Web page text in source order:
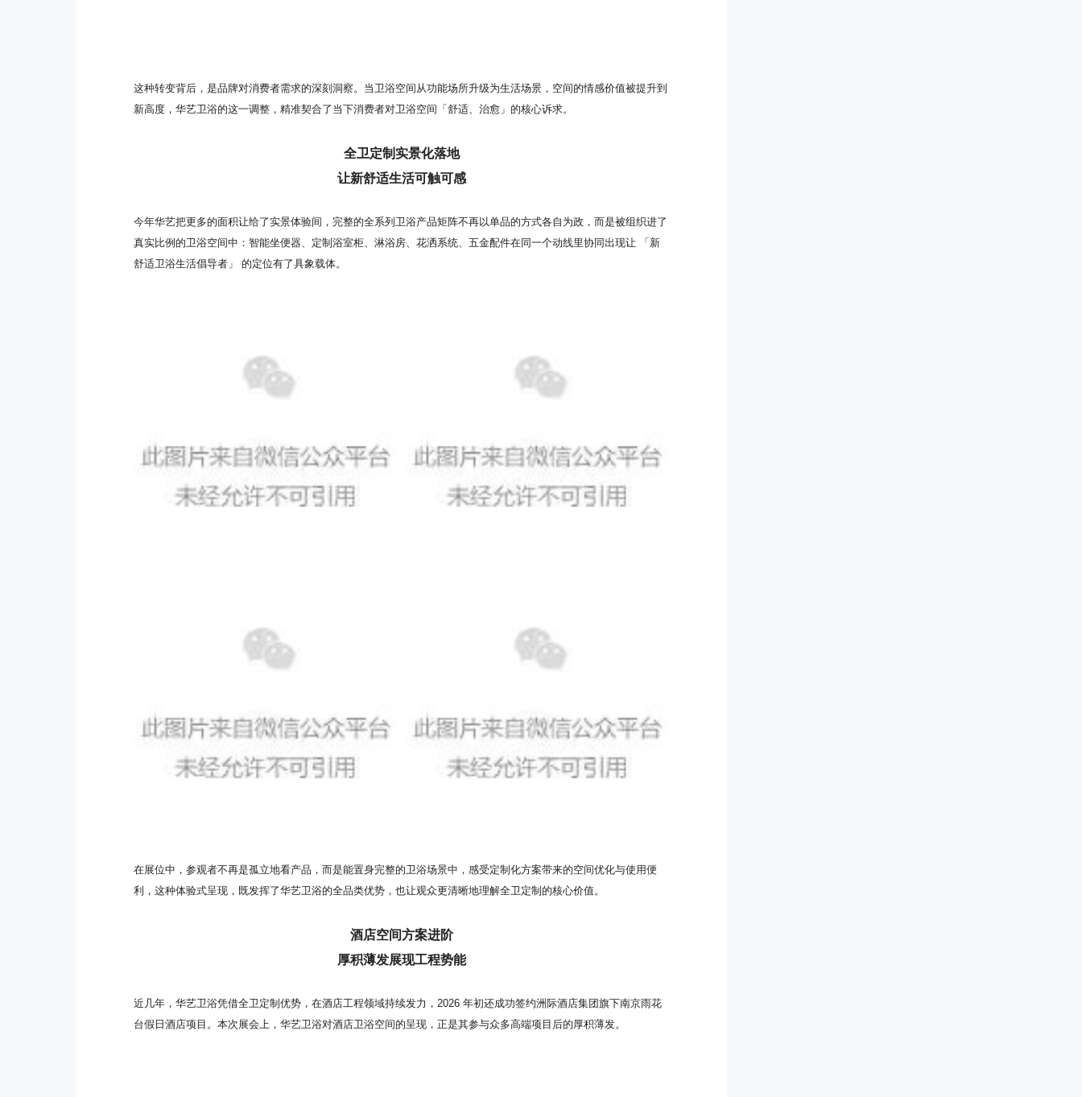
这种转变背后，是品牌对消费者需求的深刻洞察。当卫浴空间从功能场所升级为生活场景，空间的情感价值被提升到
新高度，华艺卫浴的这一调整，精准契合了当下消费者对卫浴空间「舒适、治愈」的核心诉求。
全卫定制实景化落地
让新舒适生活可触可感
今年华艺把更多的面积让给了实景体验间，完整的全系列卫浴产品矩阵不再以单品的方式各自为政，而是被组织进了
真实比例的卫浴空间中：智能坐便器、定制浴室柜、淋浴房、花洒系统、五金配件在同一个动线里协同出现让 「新
舒适卫浴生活倡导者」 的定位有了具象载体。
在展位中，参观者不再是孤立地看产品，而是能置身完整的卫浴场景中，感受定制化方案带来的空间优化与使用便
利，这种体验式呈现，既发挥了华艺卫浴的全品类优势，也让观众更清晰地理解全卫定制的核心价值。
酒店空间方案进阶
厚积薄发展现工程势能
近几年，华艺卫浴凭借全卫定制优势，在酒店工程领域持续发力，2026 年初还成功签约洲际酒店集团旗下南京雨花
台假日酒店项目。本次展会上，华艺卫浴对酒店卫浴空间的呈现，正是其参与众多高端项目后的厚积薄发。